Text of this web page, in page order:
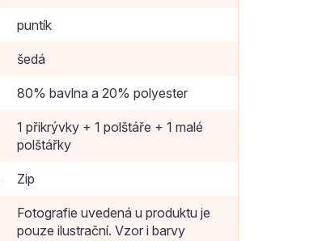
puntík
šedá
80% bavlna a 20% polyester
1 přikrývky + 1 polštáře + 1 malé
polštářky
Zip
Fotografie uvedená u produktu je
pouze ilustrační. Vzor i barvy